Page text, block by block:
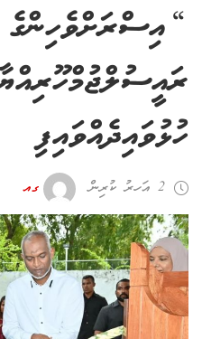
ހުޅުވައިދެއްވައިފި
2 އަހރު ކުރިން ގއ